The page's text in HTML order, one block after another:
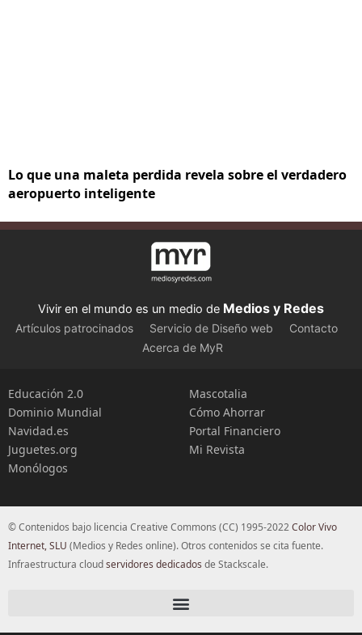
Lo que una maleta perdida revela sobre el verdadero
aeropuerto inteligente
Vivir en el mundo es un medio de Medios y Redes
Artículos patrocinados Servicio de Diseño web
Contacto
Acerca de MyR
Educación 2.0
Dominio Mundial
Navidad.es
Juguetes.org
Monólogos
Mascotalia
Cómo Ahorrar
Portal Financiero
Mi Revista
© Contenidos bajo licencia Creative Commons (CC) 1995-2022Color Vivo
Internet, SLU (Medios y Redes online). Otros contenidos se cita fuente.
Infraestructura cloudservidores dedicados de Stackscale.